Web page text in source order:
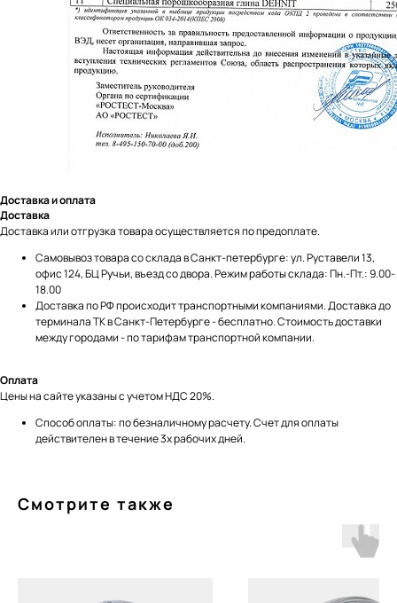
Доставка и оплата
Доставка
Доставка или отгрузка товара осуществляется по предоплате.
Самовывоз товара со склада в Санкт-петербурге: ул. Руставели 13,
офис 124, БЦ Ручьи, въезд со двора. Режим работы склада: Пн.-Пт.: 9.00-
18.00
Доставка по РФ происходит транспортными компаниями. Доставка до
терминала ТК в Санкт-Петербурге - бесплатно. Стоимость доставки
между городами - по тарифам транспортной компании.
Оплата
Цены на сайте указаны с учетом НДС 20%.
Способ оплаты: по безналичному расчету. Счет для оплаты
действителен в течение 3х рабочих дней.
Смотрите также